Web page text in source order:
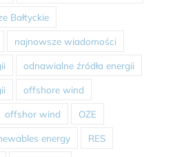
Bałtyckie
najnowsze wiadomości
odnawialne źródła energii
offshore wind
offshor wind OZE
energy RES